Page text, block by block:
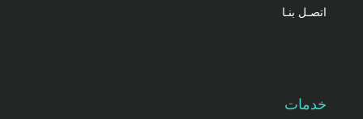
اتصـل بنـا
خدمات